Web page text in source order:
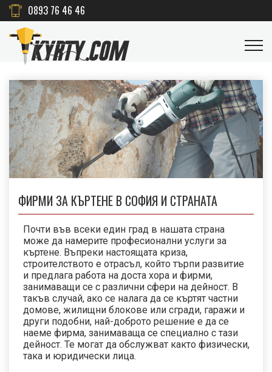
0893 76 46 46
ФИРМИ ЗА КЪРТЕНЕ В СОФИЯ И СТРАНАТА
Почти във всеки един град в нашата страна
може да намерите професионални услуги за
къртене. Въпреки настоящата криза,
строителството е отрасъл, който търпи развитие
и предлага работа на доста хора и фирми,
занимаващи се с различни сфери на дейност. В
такъв случай, ако се налага да се къртят частни
домове, жилищни блокове или сгради, гаражи и
други подобни, най-доброто решение е да се
наеме фирма, занимаваща се специално с тази
дейност. Те могат да обслужват както физически,
така и юридически лица.